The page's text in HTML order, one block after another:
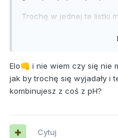
Trochę w jednej te listki
Elo👊 i nie wiem czy się nie
jak by trochę się wyjadały i
kombinujesz z coś z pH?
Cytuj